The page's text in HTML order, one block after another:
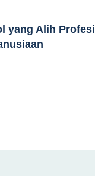
yang Alih Profesi